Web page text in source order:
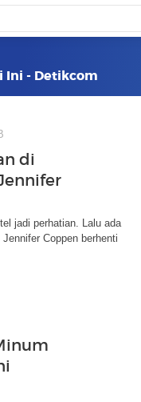
Ini - Detikcom
di
jadi perhatian. Lalu ada
Coppen berhenti